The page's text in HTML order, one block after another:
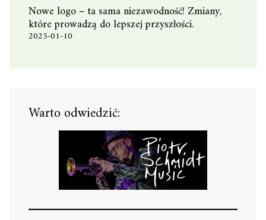
Nowe logo – ta sama niezawodność! Zmiany,
które prowadzą do lepszej przyszłości.
2025-01-10
Warto odwiedzić: